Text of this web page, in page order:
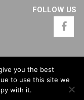
FOLLOW US
you the best
to use this site we
with it.